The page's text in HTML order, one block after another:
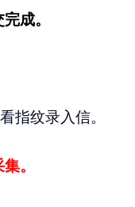
成。
指纹录入信。
。